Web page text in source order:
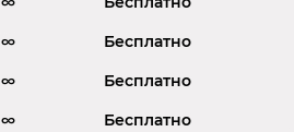
∞ Бесплатно
∞ Бесплатно
∞ Бесплатно